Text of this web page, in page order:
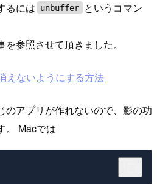
るには unbuffer
というコマン
参照させて頂きました。
えないようにする方法
のアプリが作れないので、影の功
。 Macでは